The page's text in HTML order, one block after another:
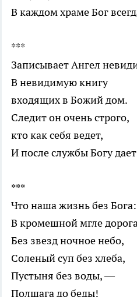
В каждом храме Бог
***
Записывает Ангел
В невидимую книгу
входящих в Божий дом.
Следит он очень строго,
кто как себя ведет,
И после службы Богу
***
Что наша жизнь без Бога:
В кромешной мгле
Без звезд ночное небо,
Соленый суп без хлеба,
Пустыня без воды, —
Полшага до беды!